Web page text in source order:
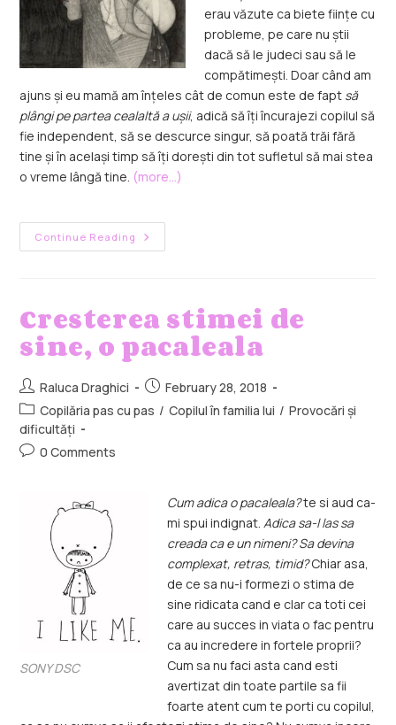
erau văzute ca biete ființe cu
probleme, pe care nu știi
dacă să le judeci sau să le
compătimești. Doar când am
ajuns și eu mamă am înțeles cât de comun este de fapt să
plângi pe partea cealaltă a ușii, adică să îți încurajezi copilul să
fie independent, să se descurce singur, să poată trăi fără
tine și în același timp să îți dorești din tot sufletul să mai stea
o vreme lângă tine. (more…)
Continue Reading
Cresterea stimei de
sine, o pacaleala
Raluca Draghici
February 28, 2018
Copilăria pas cu pas / Copilul în familia lui / Provocări și
dificultăți
0 Comments
SONY DSC
Cum adica o pacaleala?te si aud ca-
mi spui indignat.Adica sa-l las sa
creada ca e un nimeni? Sa devina
complexat, retras, timid?Chiar asa,
de ce sa nu-i formezi o stima de
sine ridicata cand e clar ca toti cei
care au succes in viata o fac pentru
ca au incredere in fortele proprii?
Cum sa nu faci asta cand esti
avertizat din toate partile sa fii
foarte atent cum te porti cu copilul,